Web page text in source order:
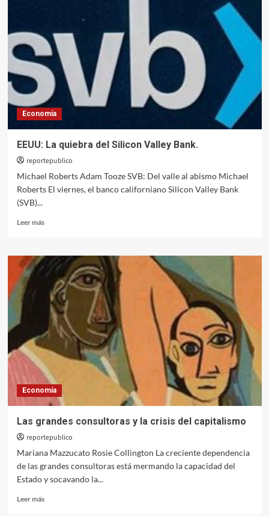
que
nos
han
dado
economía
ecológica
la
ecología
política
Economía
EEUU: La quiebra del Silicon Valley Bank.
reportepublico
Michael Roberts Adam Tooze SVB: Del valle al abismo Michael
Roberts El viernes, el banco californiano Silicon Valley Bank
(SVB)...
Leer másLeer
EEUU:
La
quiebra
del
Silicon
Valley
Bank.
Economía
Las grandes consultoras y la crisis del capitalismo
reportepublico
Mariana Mazzucato Rosie Collington La creciente dependencia
de las grandes consultoras está mermando la capacidad del
Estado y socavando la...
Leer másLeer